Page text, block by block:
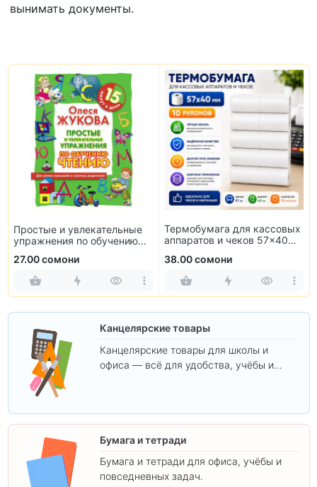
вынимать документы.
Простые и увлекательные
упражнения по обучению
27.00 сомони
Термобумага для кассовых
аппаратов и чеков 57×40
38.00 сомони
Канцелярские товары
Канцелярские товары для школы и
офиса — всё для удобства, учёбы и
Бумага и тетради
Бумага и тетради для офиса, учёбы и
повседневных задач.